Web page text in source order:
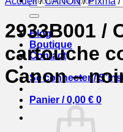
pour :
Blog
Boutique
Contact
Se connecter /
Panier /0,00 € 0
2933B001 /
cartouche
Canon –